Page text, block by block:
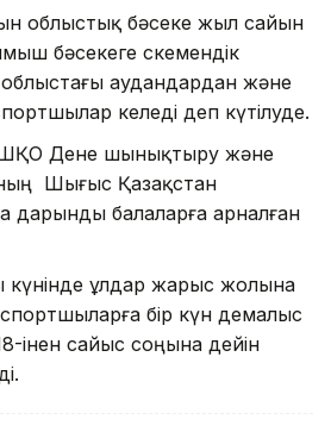
облыстық бәсеке жыл сайын
бәсекеге өскемендік
аудандардан және
келеді деп күтілуде.
Дене шынықтыру және
Шығыс Қазақстан
дарынды балаларға арналған
ұлдар жарыс жолына
бір күн демалыс
інен сайыс соңына дейін